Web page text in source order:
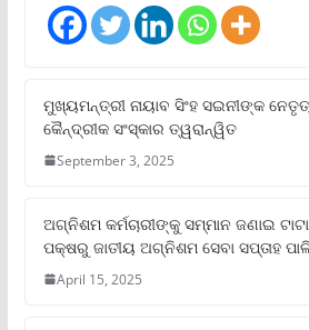
ମୁଖ୍ୟମନ୍ତ୍ରୀ ନାୟାବ ସିଂହ ସଇନୀଙ୍କ
କୈନ୍ଦ୍ରୀକ ସଂସ୍କାର ତ୍ୱରାନ୍ୱିତ
September 3, 2025
ଅଗ୍ନିଶମ କର୍ମଚାରୀଙ୍କୁ ସମ୍ମାନ ଜଣାଇ
ପକ୍ଷରୁ ଜାତୀୟ ଅଗ୍ନିଶମ ସେବା ସପ୍ତାହ
April 15, 2025